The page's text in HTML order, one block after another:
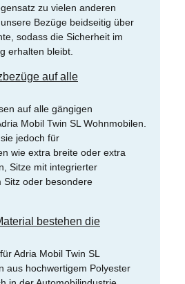
zu vielen anderen
Bezüge beidseitig über
sodass die Sicherheit im
erhalten bleibt.
auf alle
auf alle gängigen
Mobil Twin SL Wohnmobilen.
jedoch für
wie extra breite oder extra
Sitze mit integrierter
Sitz oder besondere
bestehen die
Adria Mobil Twin SL
aus hochwertigem Polyester